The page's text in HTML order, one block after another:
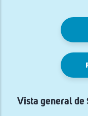
Vista general de